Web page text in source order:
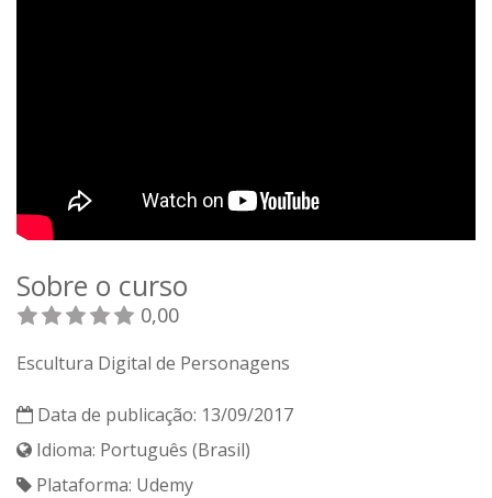
Sobre o curso
0,00
Escultura Digital de Personagens
Data de publicação: 13/09/2017
Idioma: Português (Brasil)
Plataforma: Udemy